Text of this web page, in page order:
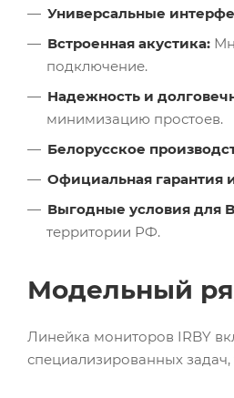
Универсальные
Встроенная акустика:
подключение.
Надежность и
минимизацию простоев.
Белорусское
Официальная гарантия
Выгодные условия для
территории РФ.
Модельный
Линейка мониторов IRBY
специализированных